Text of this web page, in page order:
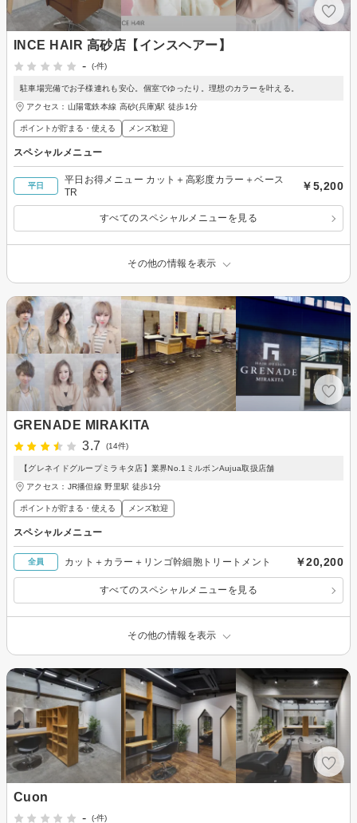
INCE HAIR 高砂店【インスヘアー】
-
(-件)
駐車場完備でお子様連れも安心。個室でゆったり。理想のカラーを叶える。
アクセス：山陽電鉄本線 高砂(兵庫)駅 徒歩1分
ポイントが貯まる・使える メンズ歓迎
スペシャルメニュー
平日
平日お得メニュー カット＋高彩度カラー＋ベース
TR
￥5,200
すべてのスペシャルメニューを見る
その他の情報を表示
GRENADE MIRAKITA
3.7
(14件)
【グレネイドグループミラキタ店】業界No.1ミルボンAujua取扱店舗
アクセス：JR播但線 野里駅 徒歩1分
ポイントが貯まる・使える メンズ歓迎
スペシャルメニュー
全員 カット＋カラー＋リンゴ幹細胞トリートメント ￥20,200
すべてのスペシャルメニューを見る
その他の情報を表示
Cuon
-
(-件)